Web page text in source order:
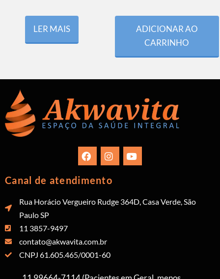
LER MAIS
ADICIONAR AO
CARRINHO
Canal de atendimento
Rua Horácio Vergueiro Rudge 364D, Casa Verde, São
Paulo SP
11 3857-9497
contato@akwavita.com.br
CNPJ 61.605.465/0001-60